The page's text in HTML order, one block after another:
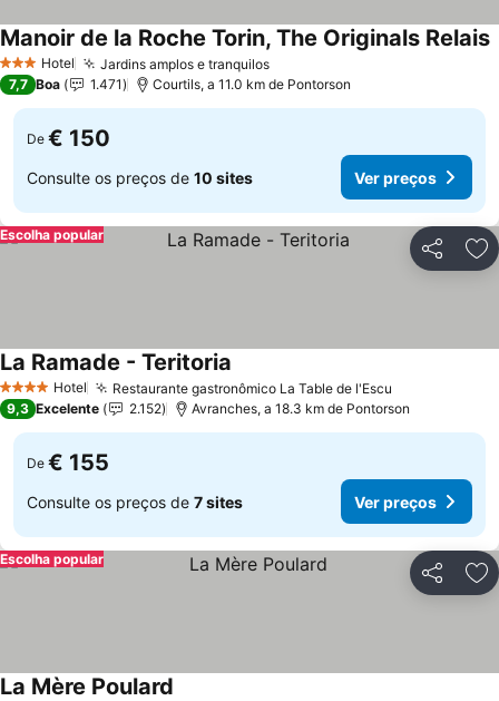
3 EstrelasHotel Jardins amplos e tranquilos
Manoir de la Roche Torin, The Originals Relais
7,7 Boa 1.471 Courtils, a 11.0 km de Pontorson
De € 150
Consulte os preços de 10 sites Ver preços
Partilhar
Escolha popular
4 EstrelasHotel Restaurante gastronômico La Table de l'Escu
La Ramade - Teritoria
9,3 Excelente 2.152 Avranches, a 18.3 km de Pontorson
De € 155
Consulte os preços de 7 sites Ver preços
Partilhar
Escolha popular
La Mère Poulard